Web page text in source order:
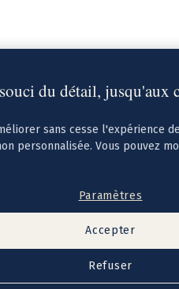
du détail, jusqu'aux
sans cesse l'expérience
personnalisée. Vous pouvez
Paramètres
Refuser
Accepter